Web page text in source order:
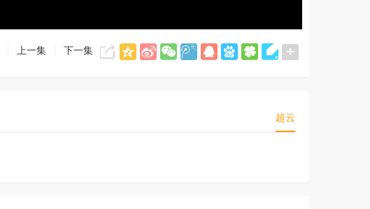
上一集
下一集
超云